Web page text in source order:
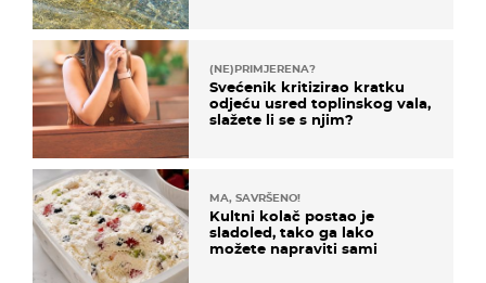
(NE)PRIMJERENA?
Svećenik kritizirao kratku
odjeću usred toplinskog vala,
slažete li se s njim?
MA, SAVRŠENO!
Kultni kolač postao je
sladoled, tako ga lako
možete napraviti sami